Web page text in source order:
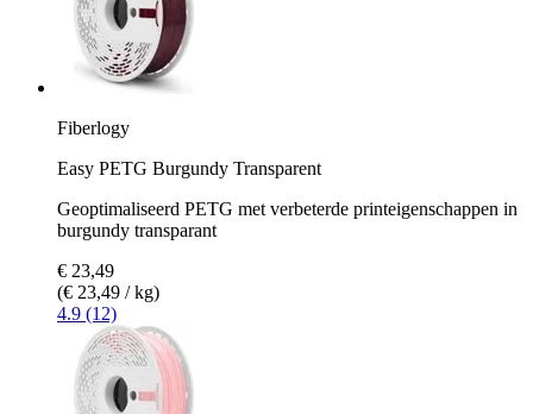
Fiberlogy
Easy PETG Burgundy Transparent
Geoptimaliseerd PETG met verbeterde printeigenschappen in
burgundy transparant
€ 23,49
(€ 23,49 / kg)
4.9 (12)